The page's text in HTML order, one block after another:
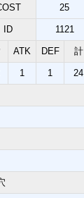
25
ID 1121
ATK DEF 計
1 1 24